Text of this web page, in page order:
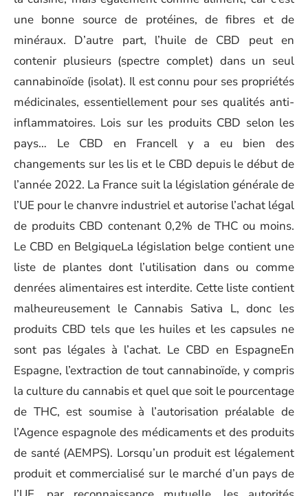
une bonne source de protéines, de fibres et de
minéraux. D’autre part, l’huile de CBD peut en
contenir plusieurs (spectre complet) dans un seul
cannabinoïde (isolat). Il est connu pour ses propriétés
médicinales, essentiellement pour ses qualités anti-
inflammatoires. Lois sur les produits CBD selon les
pays… Le CBD en FranceIl y a eu bien des
changements sur les lis et le CBD depuis le début de
l’année 2022. La France suit la législation générale de
l’UE pour le chanvre industriel et autorise l’achat légal
de produits CBD contenant 0,2% de THC ou moins.
Le CBD en BelgiqueLa législation belge contient une
liste de plantes dont l’utilisation dans ou comme
denrées alimentaires est interdite. Cette liste contient
malheureusement le Cannabis Sativa L, donc les
produits CBD tels que les huiles et les capsules ne
sont pas légales à l’achat. Le CBD en EspagneEn
Espagne, l’extraction de tout cannabinoïde, y compris
la culture du cannabis et quel que soit le pourcentage
de THC, est soumise à l’autorisation préalable de
l’Agence espagnole des médicaments et des produits
de santé (AEMPS). Lorsqu’un produit est légalement
produit et commercialisé sur le marché d’un pays de